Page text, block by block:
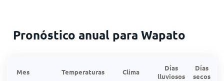
Pronóstico anual para Wapato
Mes Temperaturas Clima
Días
lluviosos
Días
secos